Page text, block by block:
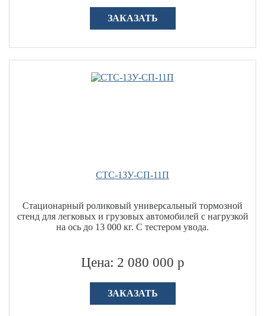
ЗАКАЗАТЬ
СТС-13У-СП-11П
Стационарный роликовый универсальный тормозной
стенд для легковых и грузовых автомобилей с нагрузкой
на ось до 13 000 кг. С тестером увода.
Цена: 2 080 000 р
ЗАКАЗАТЬ